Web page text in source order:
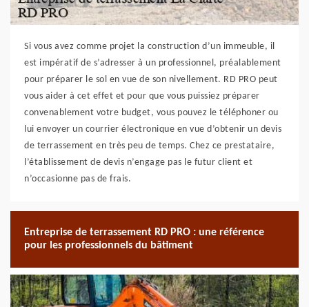
Si vous avez comme projet la construction d’un immeuble, il
est impératif de s’adresser à un professionnel, préalablement
pour préparer le sol en vue de son nivellement. RD PRO peut
vous aider à cet effet et pour que vous puissiez préparer
convenablement votre budget, vous pouvez le téléphoner ou
lui envoyer un courrier électronique en vue d’obtenir un devis
de terrassement en très peu de temps. Chez ce prestataire,
l’établissement de devis n’engage pas le futur client et
n’occasionne pas de frais.
Entreprise de terrassement RD PRO : une référence
pour les professionnels du bâtiment